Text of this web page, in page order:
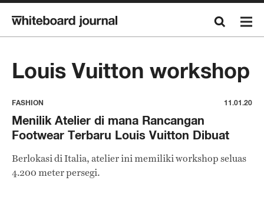
Louis Vuitton workshop
FASHION 11.01.20
Menilik Atelier di mana Rancangan
Footwear Terbaru Louis Vuitton Dibuat
Berlokasi di Italia, atelier ini memiliki workshop seluas
4.200 meter persegi.